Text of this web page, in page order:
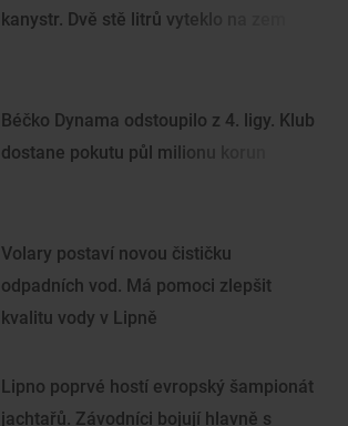
kanystr. Dvě stě litrů vyteklo na zem
Béčko Dynama odstoupilo z 4. ligy. Klub
dostane pokutu půl milionu korun
Volary postaví novou čističku
odpadních vod. Má pomoci zlepšit
kvalitu vody v Lipně
Lipno poprvé hostí evropský šampionát
jachtařů. Závodníci bojují hlavně s